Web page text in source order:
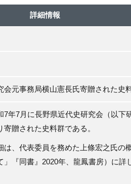
詳細情報
会元事務局横山憲長氏寄贈された史
7年7月に長野県近代史研究会（以下
贈された史料群である。
、代表委員を務めた上條宏之氏の
『同書』 2020年、龍鳳書房）に詳